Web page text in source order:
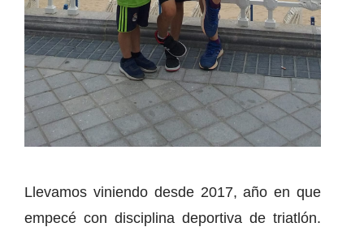
Llevamos viniendo desde 2017, año en que
empecé con disciplina deportiva de triatlón.